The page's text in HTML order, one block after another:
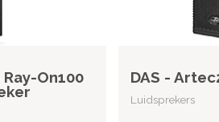
On100
DAS -
Luidsprekers